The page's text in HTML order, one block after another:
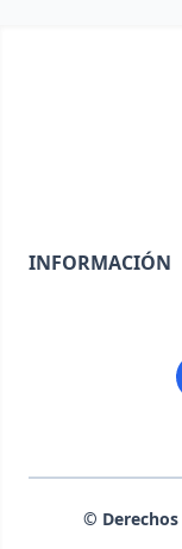
INFORMACIÓN
©